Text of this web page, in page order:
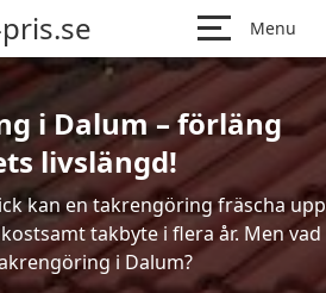
Menu
i Dalum – förläng
livslängd!
kan en takrengöring fräscha upp
takbyte i flera år. Men vad
i Dalum?